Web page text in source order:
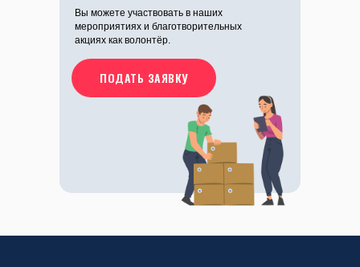
Вы можете участвовать в наших
мероприятиях и благотворительных
акциях как волонтёр.
ПОДАТЬ ЗАЯВКУ